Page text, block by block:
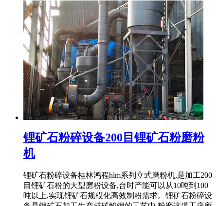
锂矿石粉碎设备200目锂矿石粉磨粉
机
锂矿石粉碎设备桂林鸿程hlm系列立式磨粉机,是加工200
目锂矿石粉的大型磨粉设备,台时产能可以从10吨到100
吨以上,实现锂矿石规模化高效制粉需求。锂矿石粉碎设